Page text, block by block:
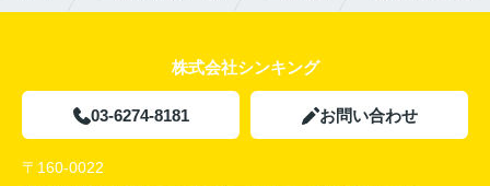
株式会社シンキング
03-6274-8181 お問い合わせ
〒160-0022